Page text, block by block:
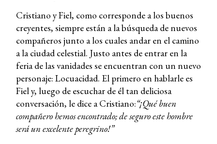
Cristiano y Fiel, como corresponde a los buenos
creyentes, siempre están a la búsqueda de nuevos
compañeros junto a los cuales andar en el camino
a la ciudad celestial. Justo antes de entrar en la
feria de las vanidades se encuentran con un nuevo
personaje: Locuacidad. El primero en hablarle es
Fiel y, luego de escuchar de él tan deliciosa
conversación, le dice a Cristiano:“¡Qué buen
compañero hemos encontrado; de seguro este hombre
será un excelente peregrino!”